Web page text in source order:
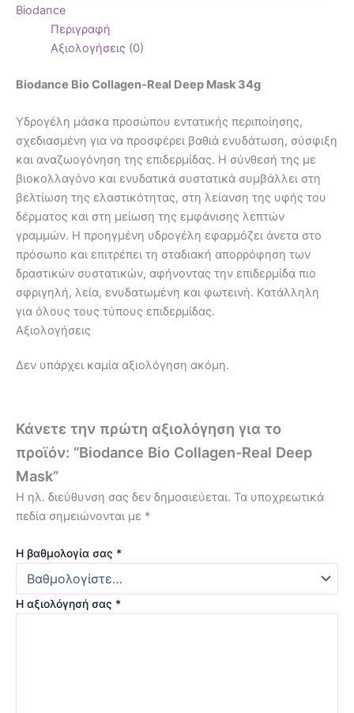
Biodance
Περιγραφή
Αξιολογήσεις (0)
Biodance Bio Collagen-Real Deep Mask 34g
Υδρογέλη μάσκα προσώπου εντατικής περιποίησης,
σχεδιασμένη για να προσφέρει βαθιά ενυδάτωση, σύσφιξη
και αναζωογόνηση της επιδερμίδας. Η σύνθεσή της με
βιοκολλαγόνο και ενυδατικά συστατικά συμβάλλει στη
βελτίωση της ελαστικότητας, στη λείανση της υφής του
δέρματος και στη μείωση της εμφάνισης λεπτών
γραμμών. Η προηγμένη υδρογέλη εφαρμόζει άνετα στο
πρόσωπο και επιτρέπει τη σταδιακή απορρόφηση των
δραστικών συστατικών, αφήνοντας την επιδερμίδα πιο
σφριγηλή, λεία, ενυδατωμένη και φωτεινή. Κατάλληλη
για όλους τους τύπους επιδερμίδας.
Αξιολογήσεις
Δεν υπάρχει καμία αξιολόγηση ακόμη.
Κάνετε την πρώτη αξιολόγηση για το
προϊόν: “Biodance Bio Collagen-Real Deep
Mask”
Η ηλ. διεύθυνση σας δεν δημοσιεύεται. Τα υποχρεωτικά
πεδία σημειώνονται με *
Η βαθμολογία σας *
Η αξιολόγησή σας *